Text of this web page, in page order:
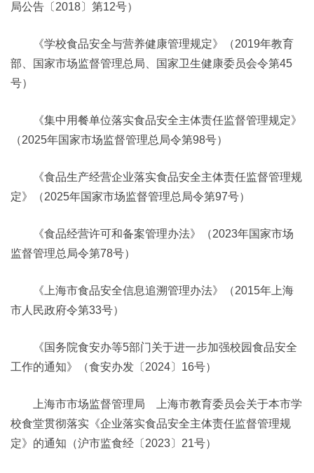
局公告〔2018〕第12号）
《学校食品安全与营养健康管理规定》（2019年教育
部、国家市场监督管理总局、国家卫生健康委员会令第45
号）
《集中用餐单位落实食品安全主体责任监督管理规定》
（2025年国家市场监督管理总局令第98号）
《食品生产经营企业落实食品安全主体责任监督管理规
定》（2025年国家市场监督管理总局令第97号）
《食品经营许可和备案管理办法》（2023年国家市场
监督管理总局令第78号）
《上海市食品安全信息追溯管理办法》（2015年上海
市人民政府令第33号）
《国务院食安办等5部门关于进一步加强校园食品安全
工作的通知》（食安办发〔2024〕16号）
上海市市场监督管理局 上海市教育委员会关于本市学
校食堂贯彻落实《企业落实食品安全主体责任监督管理规
定》的通知（沪市监食经〔2023〕21号）